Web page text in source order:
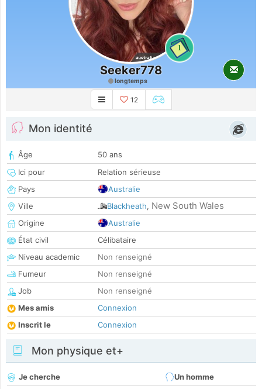
1
Seeker778
longtemps
12
Mon identité
Âge
50 ans
Ici pour
Relation sérieuse
Pays
Australie
Ville
Blackheath, New South Wales
Origine
Australie
État civil
Célibataire
Niveau academic
Non renseigné
Fumeur
Non renseigné
Job
Non renseigné
Mes amis
Connexion
Inscrit le
Connexion
Mon physique et+
Je cherche
Un homme